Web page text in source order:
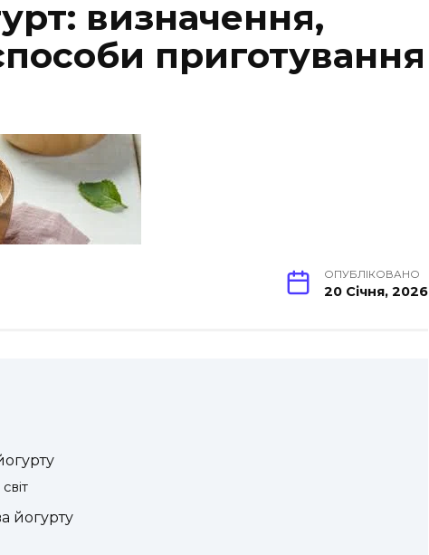
визначення,
приготування
ОПУБЛІКОВАНО
20 Січня, 2026
йогурту